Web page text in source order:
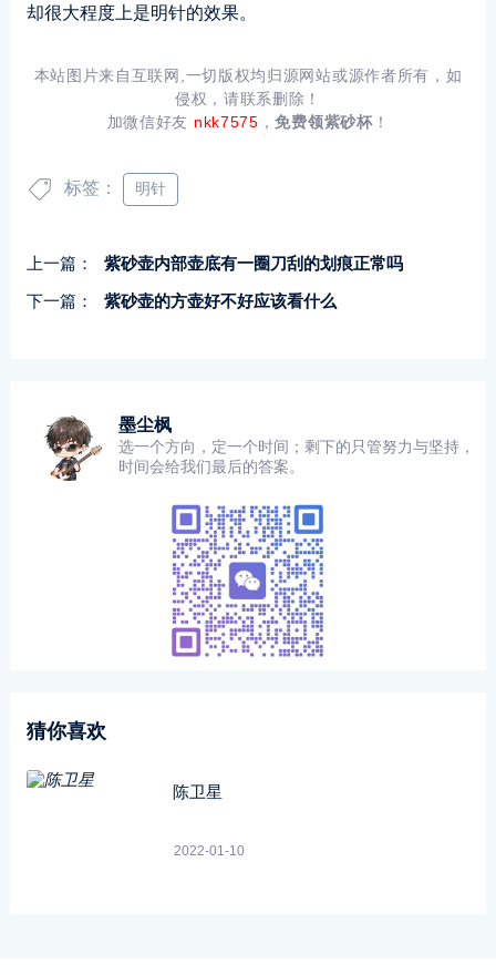
却很大程度上是明针的效果。
本站图片来自互联网,一切版权均归源网站或源作者所有，如
侵权，请联系删除！
加微信好友 nkk7575 ，免费领紫砂杯！
标签： 明针
上一篇：
紫砂壶内部壶底有一圈刀刮的划痕正常吗
下一篇：
紫砂壶的方壶好不好应该看什么
墨尘枫
选一个方向，定一个时间；剩下的只管努力与坚持，
时间会给我们最后的答案。
猜你喜欢
陈卫星
2022-01-10